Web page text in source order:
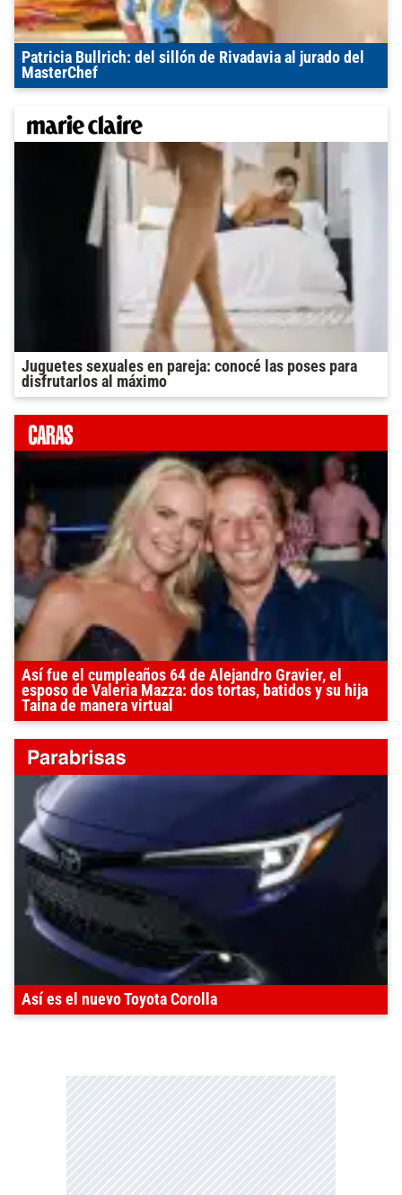
Patricia Bullrich: del sillón de Rivadavia al jurado del
MasterChef
Juguetes sexuales en pareja: conocé las poses para
disfrutarlos al máximo
Así fue el cumpleaños 64 de Alejandro Gravier, el
esposo de Valeria Mazza: dos tortas, batidos y su hija
Taina de manera virtual
Así es el nuevo Toyota Corolla